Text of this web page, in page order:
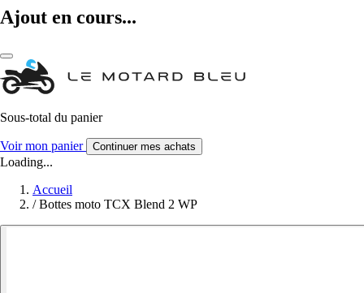
Ajout en cours...
Sous-total du panier
Voir mon panier Continuer mes achats
Loading...
Accueil
/ Bottes moto TCX Blend 2 WP